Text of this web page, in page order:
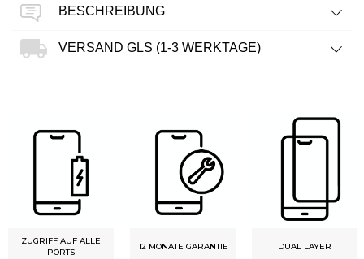
BESCHREIBUNG
VERSAND GLS (1-3 WERKTAGE)
ZUGRIFF AUF ALLE
PORTS
12 MONATE GARANTIE DUAL LAYER